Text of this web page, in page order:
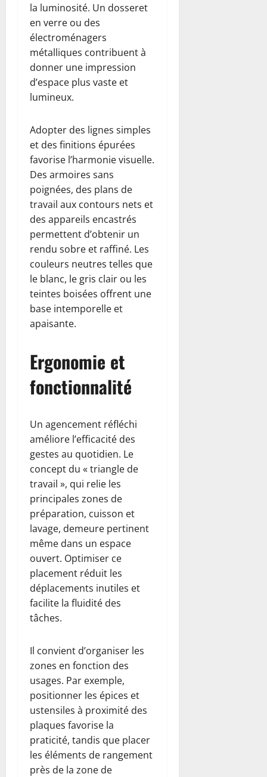
la luminosité. Un dosseret
en verre ou des
électroménagers
métalliques contribuent à
donner une impression
d’espace plus vaste et
lumineux.
Adopter des lignes simples
et des finitions épurées
favorise l’harmonie visuelle.
Des armoires sans
poignées, des plans de
travail aux contours nets et
des appareils encastrés
permettent d’obtenir un
rendu sobre et raffiné. Les
couleurs neutres telles que
le blanc, le gris clair ou les
teintes boisées offrent une
base intemporelle et
apaisante.
Ergonomie et
fonctionnalité
Un agencement réfléchi
améliore l’efficacité des
gestes au quotidien. Le
concept du « triangle de
travail », qui relie les
principales zones de
préparation, cuisson et
lavage, demeure pertinent
même dans un espace
ouvert. Optimiser ce
placement réduit les
déplacements inutiles et
facilite la fluidité des
tâches.
Il convient d’organiser les
zones en fonction des
usages. Par exemple,
positionner les épices et
ustensiles à proximité des
plaques favorise la
praticité, tandis que placer
les éléments de rangement
près de la zone de